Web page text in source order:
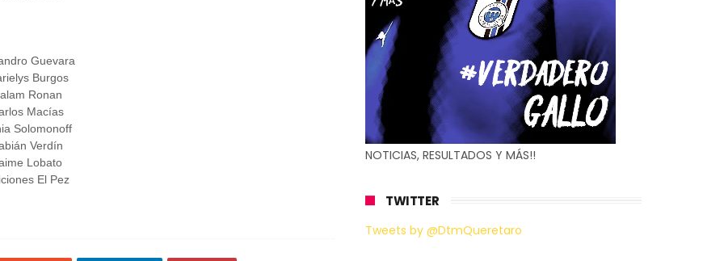
Guevara
Burgos
Ronan
Macías
Solomonoff
Verdín
Lobato
El Pez
NOTICIAS, RESULTADOS Y MÁS!!
TWITTER
Tweets by @DtmQueretaro